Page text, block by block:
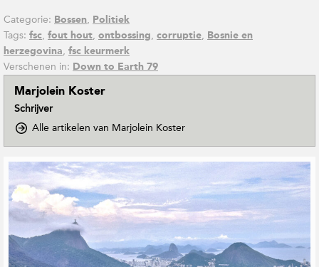
Categorie: Bossen, Politiek
Tags: fsc, fout hout, ontbossing, corruptie, Bosnie en
herzegovina, fsc keurmerk
Verschenen in: Down to Earth 79
Marjolein Koster
Schrijver
Alle artikelen van Marjolein Kostero
n
T
o
E
a
r
G
e
a